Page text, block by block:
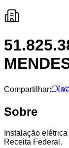
Compartilhar:
Sobre
Instalação
Receita Federal.